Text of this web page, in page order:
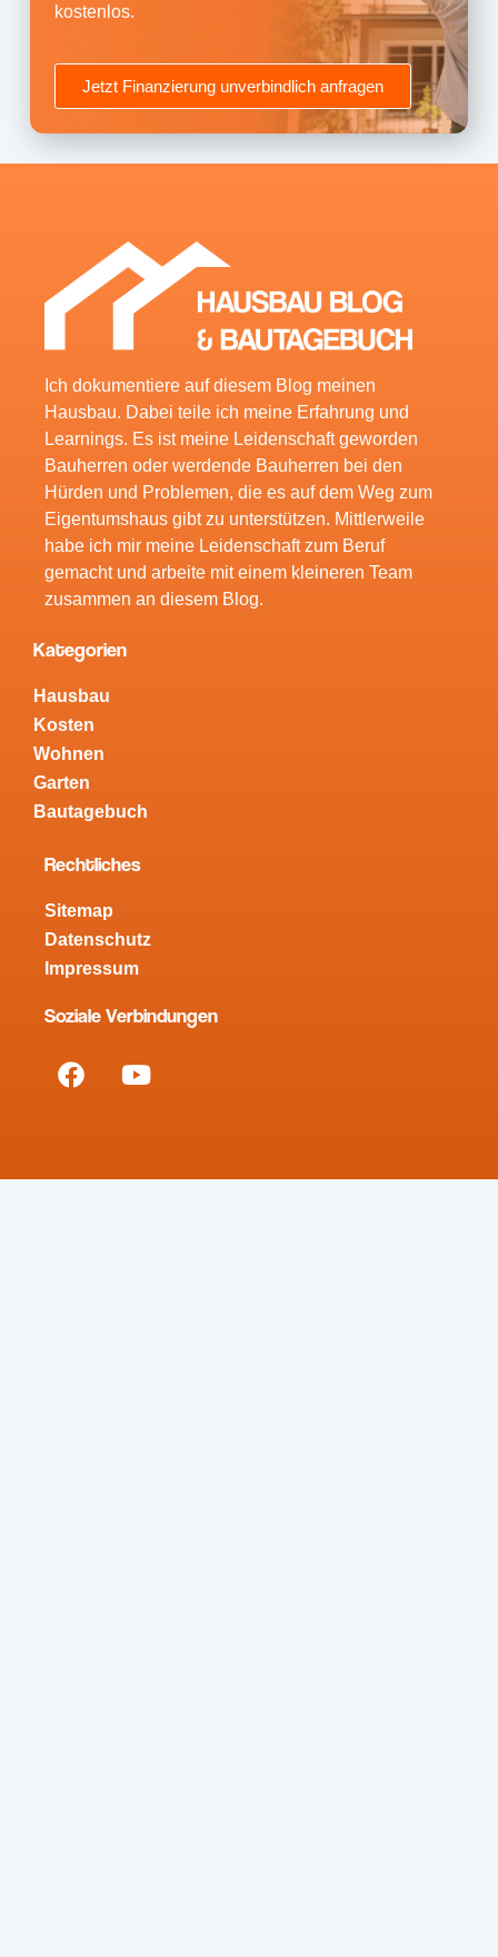
kostenlos.
Jetzt Finanzierung unverbindlich anfragen
Ich dokumentiere auf diesem Blog meinen
Hausbau. Dabei teile ich meine Erfahrung und
Learnings. Es ist meine Leidenschaft geworden
Bauherren oder werdende Bauherren bei den
Hürden und Problemen, die es auf dem Weg zum
Eigentumshaus gibt zu unterstützen. Mittlerweile
habe ich mir meine Leidenschaft zum Beruf
gemacht und arbeite mit einem kleineren Team
zusammen an diesem Blog.
Kategorien
Hausbau
Kosten
Wohnen
Garten
Bautagebuch
Rechtliches
Sitemap
Datenschutz
Impressum
Soziale Verbindungen